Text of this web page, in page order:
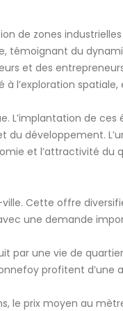
de zones
témoignant du
et des
l’exploration
L’implantation de
développement.
et l’attractivité du
Cette offre
une demande
par une vie de
profitent
le prix moyen au